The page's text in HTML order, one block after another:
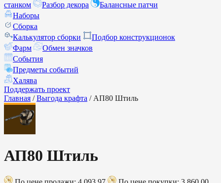
станком
Разбор декора
Балансные патчи
Наборы
Сборка
Калькулятор сборки
Подбор конструкционок
Фарм
Обмен значков
События
Предметы событий
Халява
Поддержать проект
Главная / Выгода крафта / АП80 Штиль
АП80 Штиль